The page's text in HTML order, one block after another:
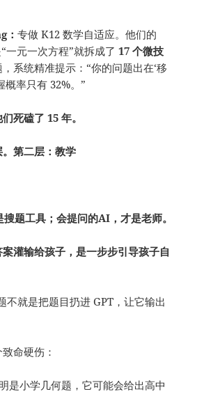
：专做 K12 数学自适应。他们的
一元一次方程”就拆成了17 个微技
系统精准提示：“你的问题出在‘移
概率只有 32%。”
死磕了 15 年。
。第二层：教学
题工具；会提问的AI，才是老师。
灌输给孩子，是一步步引导孩子自
不就是把题目扔进 GPT，让它输出
命硬伤：
是小学几何题，它可能会给出高中